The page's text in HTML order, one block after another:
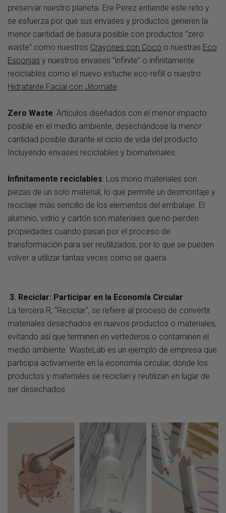
preservar nuestro planeta. Ere Perez entiende este reto y
se esfuerza por que sus envases y productos generen la
menor cantidad de basura posible con productos “zero
waste” como nuestros Crayones con Coco o nuestras Eco
Esponjas y nuestros envases “infinite” o infinitamente
reciclables como el nuevo estuche eco-refill o nuestro
Hidratante Facial con Jitomate
Zero Waste: Artículos diseñados con el menor impacto
posible en el medio ambiente, desechándose la menor
cantidad posible durante el ciclo de vida del producto.
Incluyendo envases reciclables y biomateriales.
Infinitamente reciclables: Los mono materiales son
piezas de un solo material, lo que permite un desmontaje y
reciclaje más sencillo de los elementos del embalaje. El
aluminio, vidrio y cartón son materiales que no pierden
propiedades cuando pasan por el proceso de
transformación para ser reutilizados, por lo que se pueden
volver a utilizar tantas veces como se quiera.
3. Reciclar: Participar en la Economía Circular
La tercera R, "Reciclar", se refiere al proceso de convertir
materiales desechados en nuevos productos o materiales,
evitando así que terminen en vertederos o contaminen el
medio ambiente. WasteLab es un ejemplo de empresa que
participa activamente en la economía circular, donde los
productos y materiales se reciclan y reutilizan en lugar de
ser desechados.